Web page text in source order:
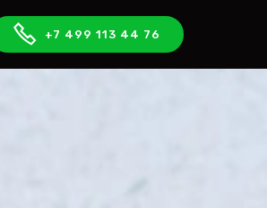
+7 499 113 44 76